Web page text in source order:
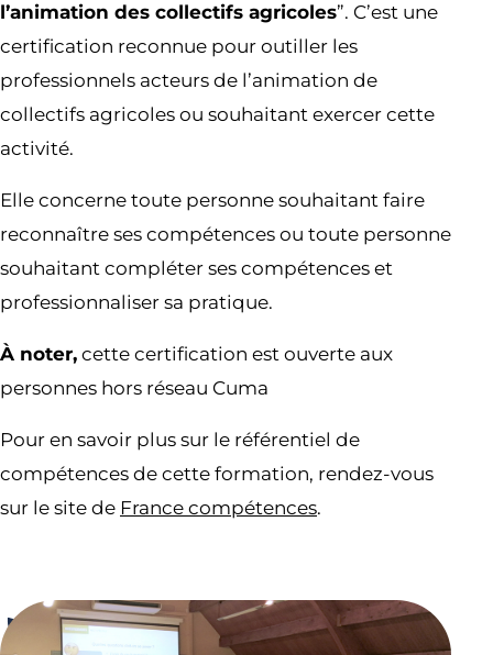
l’animation des collectifs agricoles”. C’est une
certification reconnue pour outiller les
professionnels acteurs de l’animation de
collectifs agricoles ou souhaitant exercer cette
activité.
Elle concerne toute personne souhaitant faire
reconnaître ses compétences ou toute personne
souhaitant compléter ses compétences et
professionnaliser sa pratique.
À noter, cette certification est ouverte aux
personnes hors réseau Cuma
Pour en savoir plus sur le référentiel de
compétences de cette formation, rendez-vous
sur le site de France compétences.